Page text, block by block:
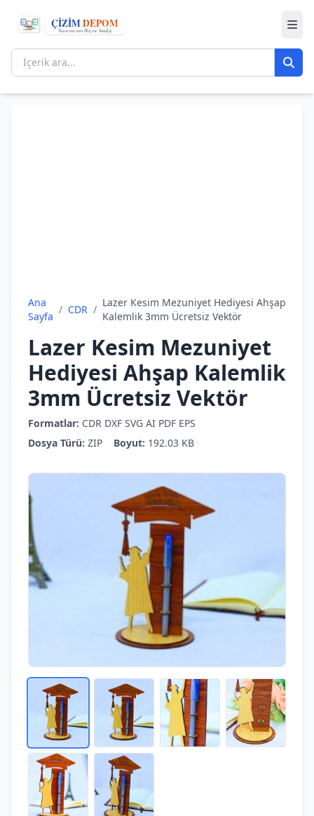
Ana
Sayfa
/ CDR /
Lazer Kesim Mezuniyet Hediyesi Ahşap
Kalemlik 3mm Ücretsiz Vektör
Lazer Kesim Mezuniyet
Hediyesi Ahşap Kalemlik
3mm Ücretsiz Vektör
Formatlar: CDR DXF SVG AI PDF EPS
Dosya Türü: ZIP Boyut: 192.03 KB